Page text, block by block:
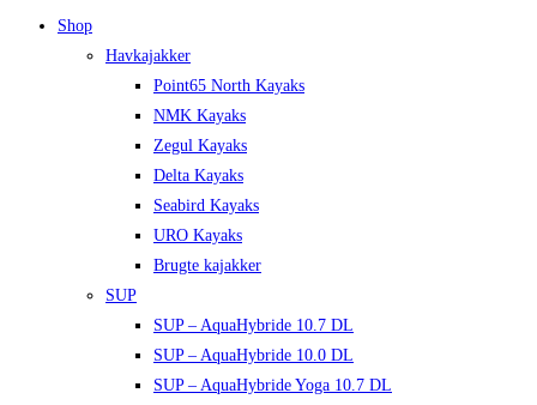
Shop
Havkajakker
Point65 North Kayaks
NMK Kayaks
Zegul Kayaks
Delta Kayaks
Seabird Kayaks
URO Kayaks
Brugte kajakker
SUP
SUP – AquaHybride 10.7 DL
SUP – AquaHybride 10.0 DL
SUP – AquaHybride Yoga 10.7 DL